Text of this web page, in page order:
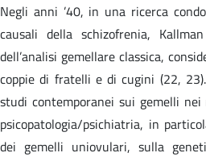
Negli anni ’40, in una ricerca
causali della schizofrenia,
dell’analisi gemellare classica,
coppie di fratelli e di cugini (22,
studi contemporanei sui gemelli
psicopatologia/psichiatria, in
dei gemelli uniovulari, sulla